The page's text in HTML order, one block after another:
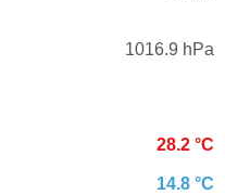
1016.9 hPa
28.2 °C
14.8 °C